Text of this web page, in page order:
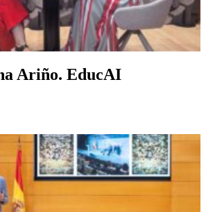
Ariño. EducAI